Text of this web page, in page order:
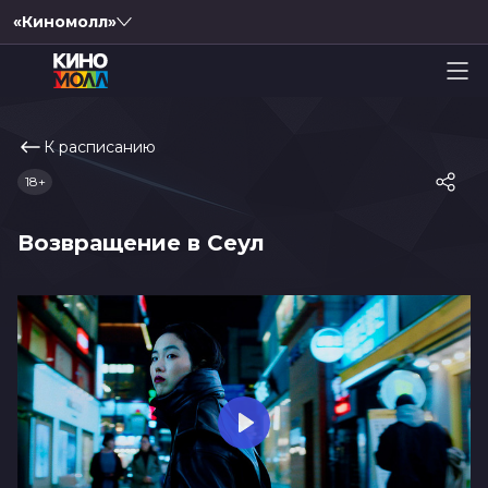
«Киномолл»
К расписанию
Возвращение в Сеул
18+
Play